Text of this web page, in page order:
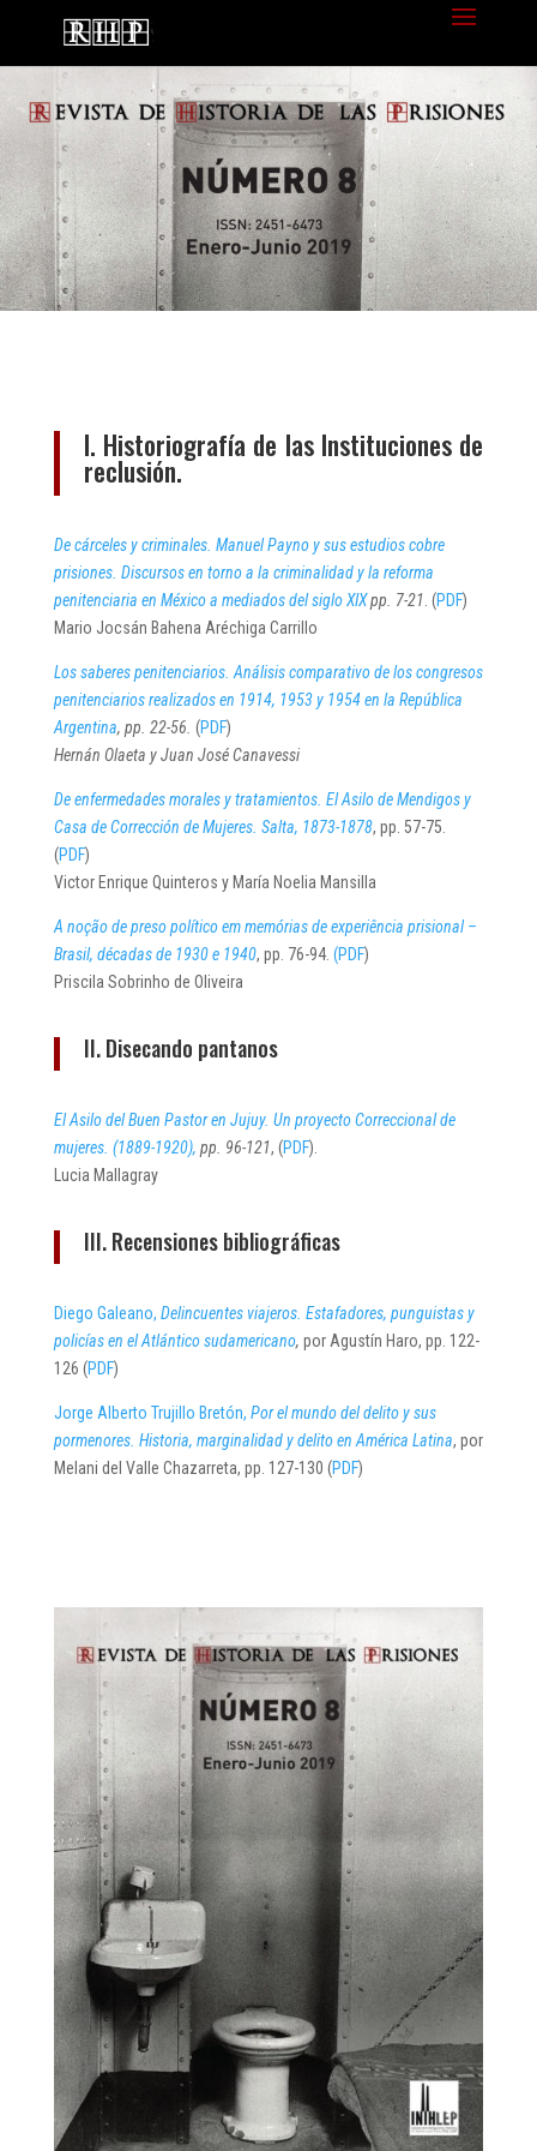
I. Historiografía de las Instituciones de
reclusión.
De cárceles y criminales. Manuel Payno y sus estudios cobre
prisiones. Discursos en torno a la criminalidad y la reforma
penitenciaria en México a mediados del siglo XIXpp. 7-21 . (PDF)
Mario Jocsán Bahena Aréchiga Carrillo
Los saberes penitenciarios. Análisis comparativo de los congresos
penitenciarios realizados en 1914, 1953 y 1954 en la República
Argentina, pp. 22-56. (PDF)
Hernán Olaeta y Juan José Canavessi
De enfermedades morales y tratamientos. El Asilo de Mendigos y
Casa de Corrección de Mujeres. Salta, 1873-1878, pp. 57-75.
(PDF)
Victor Enrique Quinteros y María Noelia Mansilla
A noção de preso político em memórias de experiência prisional –
Brasil, décadas de 1930 e 1940, pp. 76-94. (PDF)
Priscila Sobrinho de Oliveira
II. Disecando pantanos
El Asilo del Buen Pastor en Jujuy. Un proyecto Correccional de
mujeres. (1889-1920), pp. 96-121, (PDF).
Lucia Mallagray
III. Recensiones bibliográficas
Diego Galeano, Delincuentes viajeros. Estafadores, punguistas y
policías en el Atlántico sudamericano, por Agustín Haro, pp. 122-
126 (PDF)
Jorge Alberto Trujillo Bretón, Por el mundo del delito y sus
pormenores. Historia, marginalidad y delito en América Latina, por
Melani del Valle Chazarreta, pp. 127-130 (PDF)